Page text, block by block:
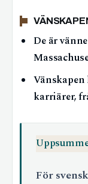
De är
karriärer,
För